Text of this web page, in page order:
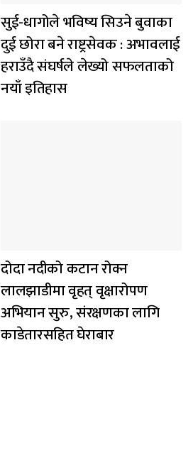
सुई-धागोले भविष्य सिउने बुवाका
दुई छोरा बने राष्ट्रसेवक : अभावलाई
हराउँदै संघर्षले लेख्यो सफलताको
नयाँ इतिहास
दोदा नदीको कटान रोक्न
लालझाडीमा वृहत् वृक्षारोपण
अभियान सुरु, संरक्षणका लागि
काडेतारसहित घेराबार